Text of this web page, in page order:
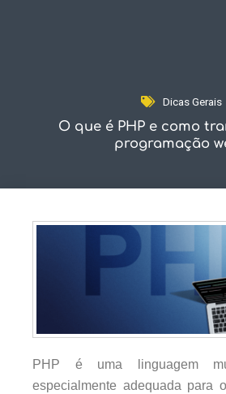
Dicas Gerais
O que é PHP e como
programação
PHP é uma linguagem
especialmente adequada para